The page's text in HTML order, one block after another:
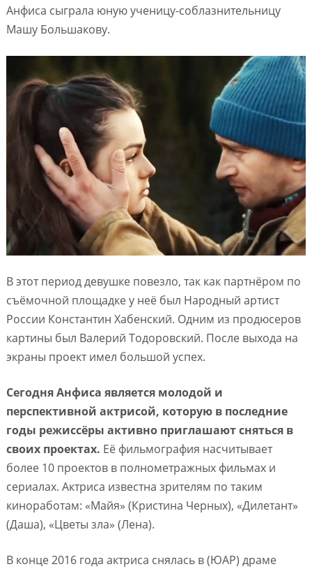
Анфиса сыграла юную ученицу-соблазнительницу
Машу Большакову.
В этот период девушке повезло, так как партнёром по
съёмочной площадке у неё был Народный артист
России Константин Хабенский. Одним из продюсеров
картины был Валерий Тодоровский. После выхода на
экраны проект имел большой успех.
Сегодня Анфиса является молодой и
перспективной актрисой, которую в последние
годы режиссёры активно приглашают сняться в
своих проектах. Её фильмография насчитывает
более 10 проектов в полнометражных фильмах и
сериалах. Актриса известна зрителям по таким
киноработам: «Майя» (Кристина Черных), «Дилетант»
(Даша), «Цветы зла» (Лена).
В конце 2016 года актриса снялась в (ЮАР) драме